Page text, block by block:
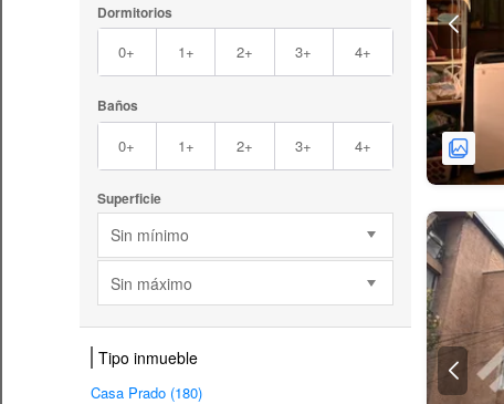
Dormitorios
0+ 1+ 2+ 3+ 4+
Baños
0+ 1+ 2+ 3+ 4+
Superficie
Sin mínimo
Sin máximo
Tipo inmueble
Casa Prado (180)